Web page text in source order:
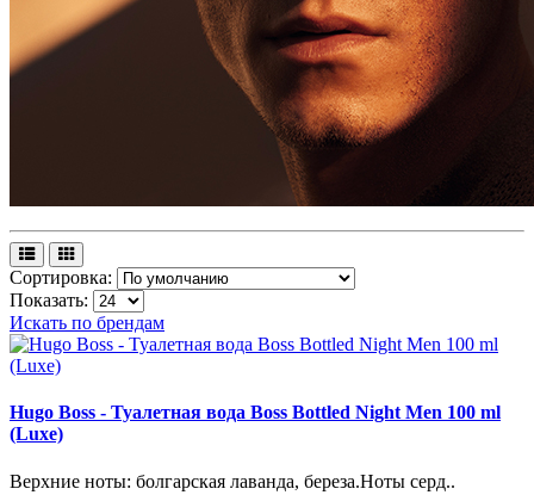
Сортировка:
Показать:
Искать по брендам
Hugo Boss - Туалетная вода Boss Bottled Night Men 100 ml
(Luxe)
Верхние ноты: болгарская лаванда, береза.Ноты серд..